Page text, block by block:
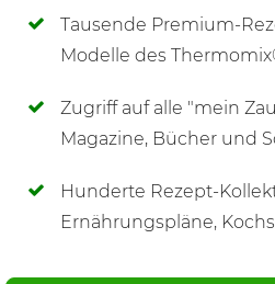
SCHREIBE NEUE
Tausende Premium-
Modelle des
Zugriff auf alle "mein
Magazine, Bücher und
Hunderte Rezept-
Ernährungspläne,